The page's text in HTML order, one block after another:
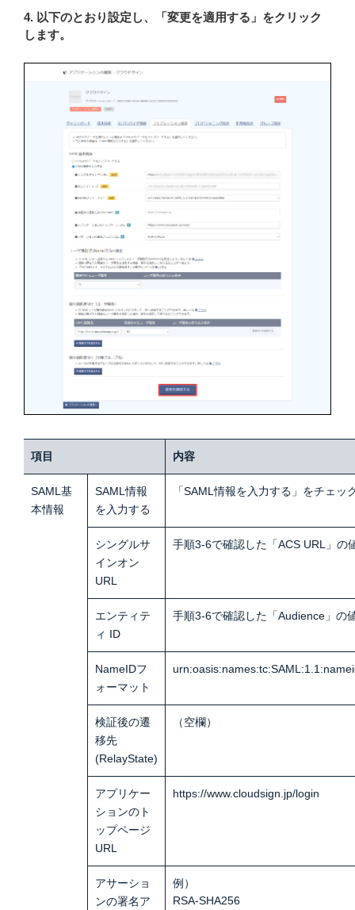
4. 以下のとおり設定し、「変更を適用する」をクリック
します。
項目 内容
SAML基
本情報
SAML情報
を入力する
「SAML情報を入力する」をチェッ
シングルサ
インオン
URL
手順3-6で確認した「ACS URL」の
エンティテ
ィ ID
手順3-6で確認した「Audience」の
NameIDフ
ォーマット
検証後の遷
移先
(RelayState)
（空欄）
アプリケー
ションのト
ップページ
URL
https://www.cloudsign.jp/login
アサーショ
ンの署名ア
例）
RSA-SHA256